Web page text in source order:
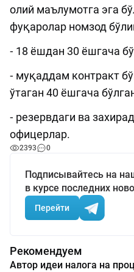
олий маълумотга эга
фуқаролар номзод
⁃ 18 ёшдан 30 ёшгача
⁃ муқаддам контракт
ўтаган 40 ёшгача
⁃ резервдаги ва
офицерлар.
2393 0
Подписывайтесь на
в курсе последних
Перейти
Рекомендуем
Автор идеи налога на